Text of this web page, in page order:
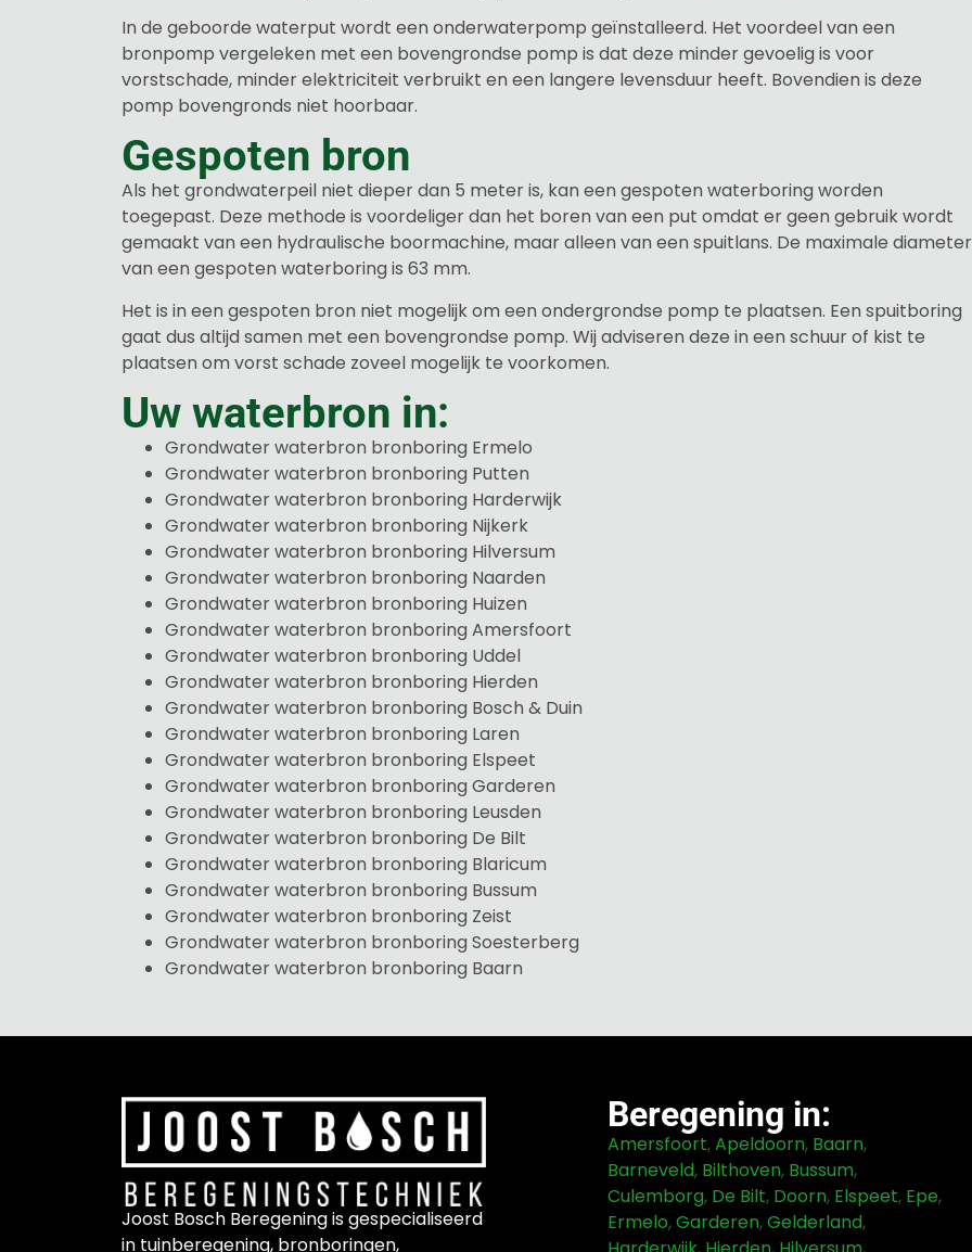
In de geboorde waterput wordt een onderwaterpomp geïnstalleerd. Het voordeel van een
bronpomp vergeleken met een bovengrondse pomp is dat deze minder gevoelig is voor
vorstschade, minder elektriciteit verbruikt en een langere levensduur heeft. Bovendien is deze
pomp bovengronds niet hoorbaar.
Gespoten bron
Als het grondwaterpeil niet dieper dan 5 meter is, kan een gespoten waterboring worden
toegepast. Deze methode is voordeliger dan het boren van een put omdat er geen gebruik wordt
gemaakt van een hydraulische boormachine, maar alleen van een spuitlans. De maximale diameter
van een gespoten waterboring is 63 mm.
Het is in een gespoten bron niet mogelijk om een ondergrondse pomp te plaatsen. Een spuitboring
gaat dus altijd samen met een bovengrondse pomp. Wij adviseren deze in een schuur of kist te
plaatsen om vorst schade zoveel mogelijk te voorkomen.
Uw waterbron in:
Grondwater waterbron bronboring Ermelo
Grondwater waterbron bronboring Putten
Grondwater waterbron bronboring Harderwijk
Grondwater waterbron bronboring Nijkerk
Grondwater waterbron bronboring Hilversum
Grondwater waterbron bronboring Naarden
Grondwater waterbron bronboring Huizen
Grondwater waterbron bronboring Amersfoort
Grondwater waterbron bronboring Uddel
Grondwater waterbron bronboring Hierden
Grondwater waterbron bronboring Bosch & Duin
Grondwater waterbron bronboring Laren
Grondwater waterbron bronboring Elspeet
Grondwater waterbron bronboring Garderen
Grondwater waterbron bronboring Leusden
Grondwater waterbron bronboring De Bilt
Grondwater waterbron bronboring Blaricum
Grondwater waterbron bronboring Bussum
Grondwater waterbron bronboring Zeist
Grondwater waterbron bronboring Soesterberg
Grondwater waterbron bronboring Baarn
Joost Bosch Beregening is gespecialiseerd
in tuinberegening, bronboringen,
Beregening in:
Amersfoort,Apeldoorn, Baarn,
Barneveld, Bilthoven, Bussum,
Culemborg, De Bilt, Doorn, Elspeet, Epe,
Ermelo,Garderen,Gelderland,